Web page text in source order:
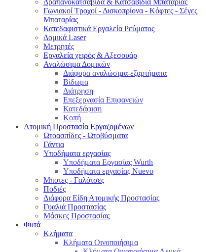
Δραπανοκατσάβιδα & Κατσαβίδια Μπαταρίας
Γωνιακοί Τροχοί - Δισκοπρίονα - Κόφτες - Σέγες
Μπαταρίας
Κατεδαφιστικά Εργαλεία Ρεύματος
Δομικά Laser
Μετρητές
Εργαλεία χειρός & Αξεσουάρ
Αναλώσιμα Δομικών
Διάφορα αναλώσιμα-εξαρτήματα
Βίδωμα
Διάτρηση
Επεξεργασία Επιφανειών
Κατεδάφιση
Κοπή
Ατομική Προστασία Εργαζομένων
Ωτοασπίδες - Ωτοβύσματα
Γάντια
Υποδήματα εργασίας
Υποδήματα Εργασίας Wurth
Υποδήματα εργασίας Nuevo
Μποτες - Γαλότσες
Ποδιές
Διάφορα Είδη Ατομικής Προστασίας
Γυαλιά Προστασίας
Μάσκες Προστασίας
Φυτά
Κλήματα
Κλήματα Οινοποιήσιμα